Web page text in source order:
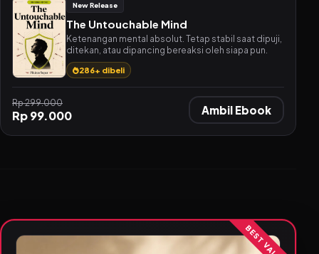
New Release
The Untouchable Mind
Ketenangan mental absolut. Tetap stabil saat dipuji,
ditekan, atau dipancing bereaksi oleh siapa pun.
286+ dibeli
Rp 299.000
Rp 99.000 Ambil Ebook